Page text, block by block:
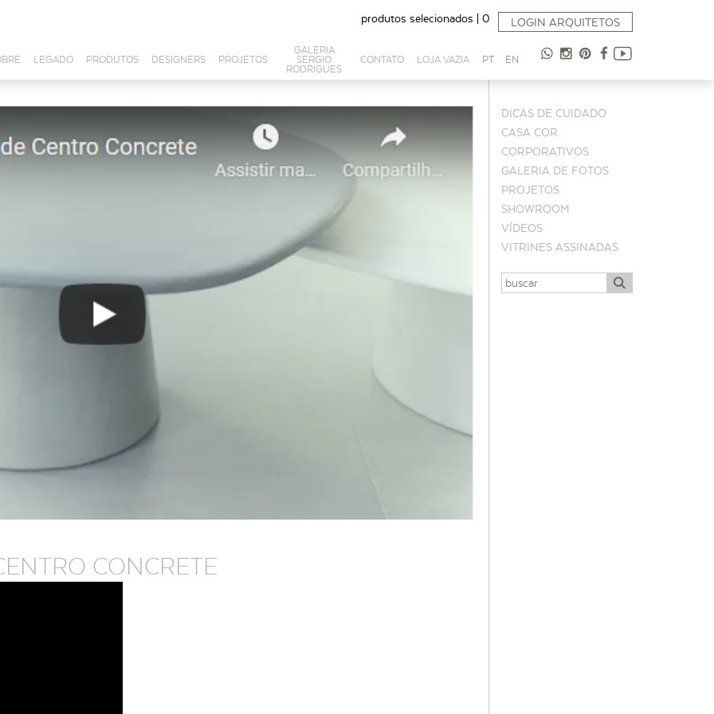
47
98854-
9065
INSTAGRAM
PINTEREST
FACEBOOK
LEGADO PRODUTOS DESIGNERS PROJETOS
GALERIA
SERGIO
RODRIGUES
CONTATO LOJA VAZIA PT EN
CONCRETE
DICAS DE CUIDADO
CASA COR
CORPORATIVOS
GALERIA DE FOTOS
PROJETOS
SHOWROOM
VÍDEOS
VITRINES ASSINADAS
LOGIN ARQUITETOS
produtos selecionados | 0